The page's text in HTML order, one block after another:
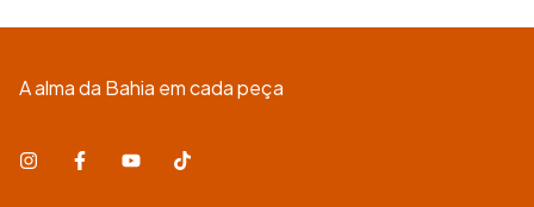
A alma da Bahia em cada peça